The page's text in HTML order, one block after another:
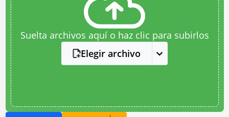
Suelta archivos aquí o haz clic para subirlos
Elegir archivo